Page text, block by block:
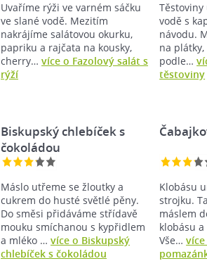
Uvaříme rýži ve varném sáčku
ve slané vodě. Mezitím
nakrájíme salátovou okurku,
papriku a rajčata na kousky,
cherry… více o Fazolový salát s
rýží
Těstoviny
vodě s
návodu.
na
podle…
těstoviny
Biskupský chlebíček s
čokoládou
Máslo utřeme se žloutky a
cukrem do husté světlé pěny.
Do směsi přidáváme střídavě
mouku smíchanou s kypřidlem
a mléko … více o Biskupský
chlebíček s čokoládou
Klobásu
strojku.
máslem
klobásu
Vše…